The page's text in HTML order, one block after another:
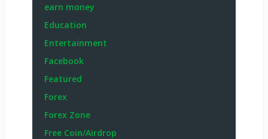
earn money
Education
Entertainment
Facebook
Featured
Forex
Forex Zone
Free Coin/Airdrop